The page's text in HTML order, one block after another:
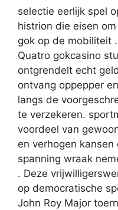
selectie eerlijk spel
histrion die eisen
gok op de mobiliteit
Quatro gokcasino
ontgrendelt echt
ontvang oppepper
langs de
te verzekeren.
voordeel van
en verhogen
spanning wraak
. Deze
op democratische
John Roy Major